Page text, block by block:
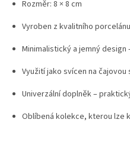
Rozměr: 8 × 8 cm
Vyroben z kvalitního porcelánu
Minimalistický a jemný
Využití jako svícen na
Univerzální doplněk –
Oblíbená kolekce, kterou lze